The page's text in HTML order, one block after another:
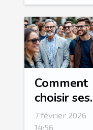
Comment
choisir ses
lunettes
7 février 2026
14:56